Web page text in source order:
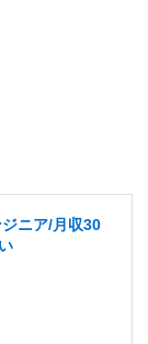
ニア/月収30